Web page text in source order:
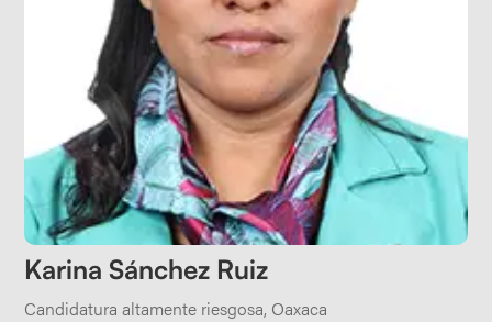
Karina Sánchez Ruiz
Candidatura altamente riesgosa, Oaxaca